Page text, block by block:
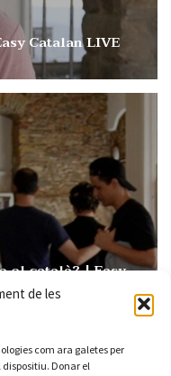
de les
com ara galetes per
Donar el
Catalan LIVE
el català? | Easy